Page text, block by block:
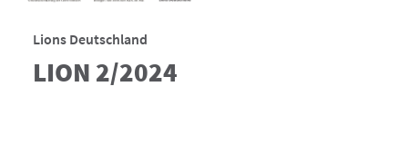
Lions Deutschland
LION 2/2024